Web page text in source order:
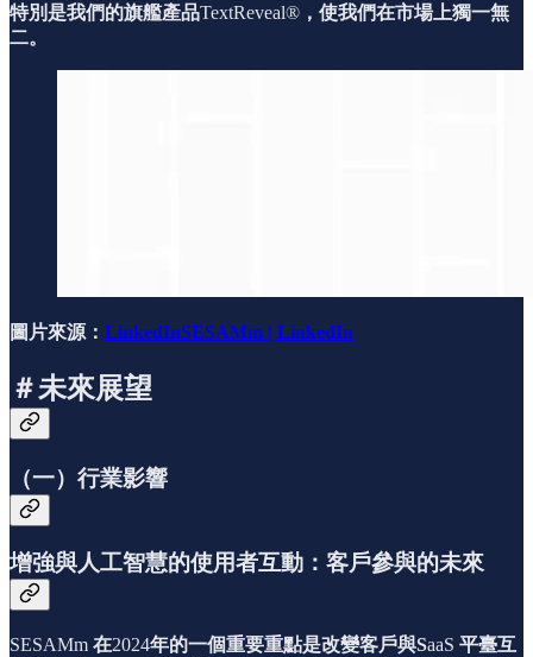
特別是我們的旗艦產品TextReveal® ，使我們在市場上獨一無
二。
圖片來源： LinkedInSESAMm | LinkedIn
＃未來展望
（一）行業影響
增強與人工智慧的使用者互動：客戶參與的未來
SESAMm 在2024年的一個重要重點是改變客戶與SaaS 平臺互